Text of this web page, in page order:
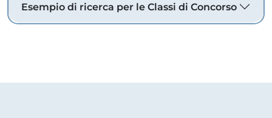
Esempio di ricerca per le Classi di Concorso